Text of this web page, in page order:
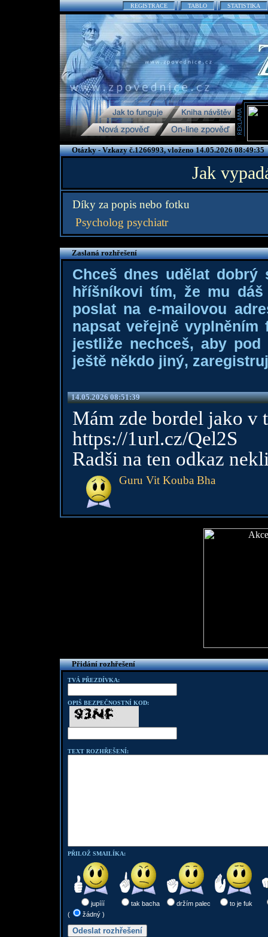
REGISTRACE TABLO STATISTIKA
Otázky - Vzkazy č.1266993, vloženo 14.05.2026 08:49:35
Jak
Díky za popis nebo fotku
Psycholog psychiatr
Zaslaná rozhřešení
Chceš dnes udělat dobrý
hříšníkovi tím, že mu
poslat na e-mailovou
napsat veřejně
jestliže nechceš, aby
ještě někdo jiný,
14.05.2026 08:51:39
Mám zde bordel jako v
https://1url.cz/Qel2S
Radši na ten odkaz
Guru Vit Kouba Bha
Přidání rozhřešení
TVÁ PŘEZDÍVKA:
OPIŠ BEZPEČNOSTNÍ KOD:
TEXT ROZHŘEŠENÍ:
PŘILOŽ SMAILÍKA:
jupííí tak bacha držím palec
to je fuk
(
žádný )